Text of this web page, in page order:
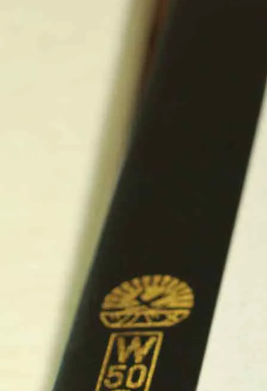
い”と
感
覚